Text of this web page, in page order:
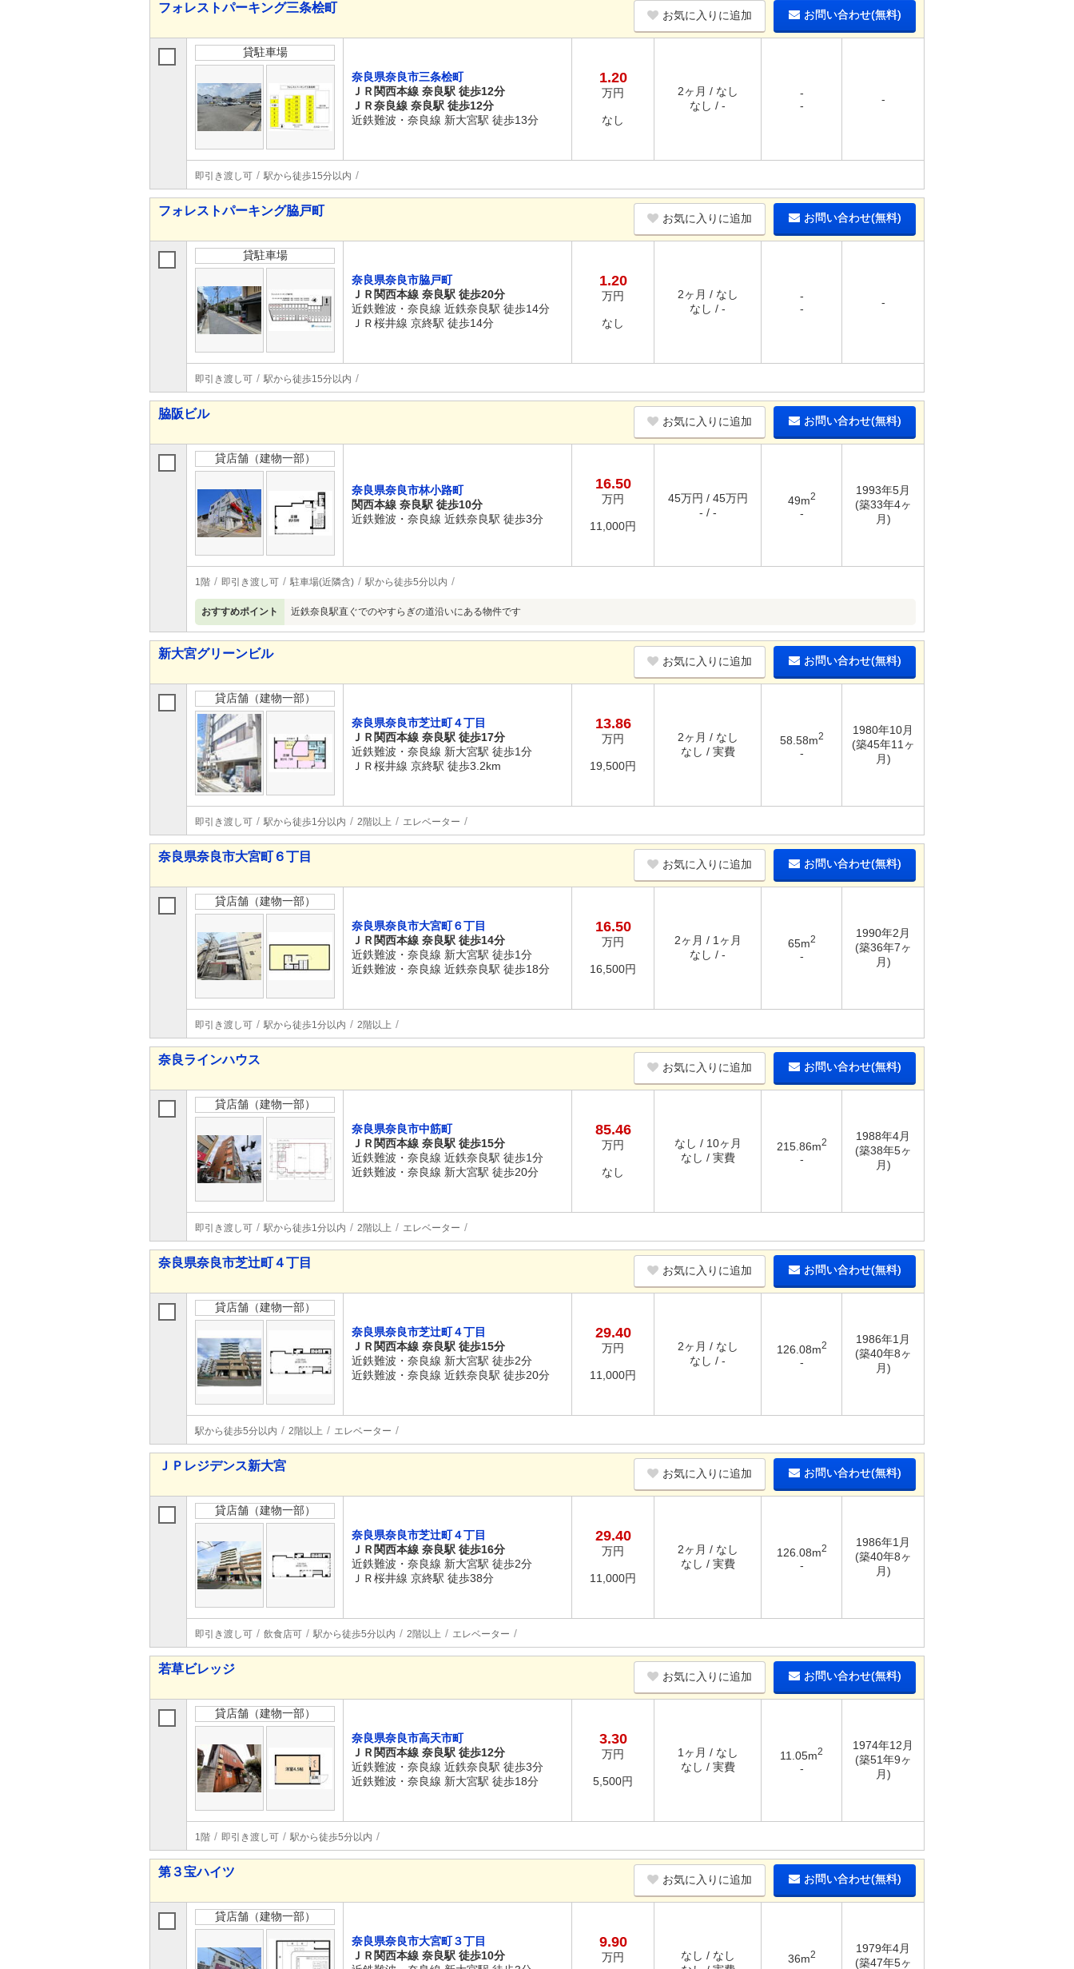
フォレストパーキング三条桧町
お気に入りに追加 お問い合わせ(無料)
貸駐車場
奈良県奈良市三条桧町
ＪＲ関西本線 奈良駅 徒歩12分
ＪＲ奈良線 奈良駅 徒歩12分
近鉄難波・奈良線 新大宮駅 徒歩13分
1.20
万円
なし
2ヶ月 / なし
なし / -
-
-
-
即引き渡し可 駅から徒歩15分以内
フォレストパーキング脇戸町
お気に入りに追加 お問い合わせ(無料)
貸駐車場
奈良県奈良市脇戸町
ＪＲ関西本線 奈良駅 徒歩20分
近鉄難波・奈良線 近鉄奈良駅 徒歩14分
ＪＲ桜井線 京終駅 徒歩14分
1.20
万円
なし
2ヶ月 / なし
なし / -
-
-
-
即引き渡し可 駅から徒歩15分以内
脇阪ビル
お気に入りに追加 お問い合わせ(無料)
貸店舗（建物一部）
奈良県奈良市林小路町
関西本線 奈良駅 徒歩10分
近鉄難波・奈良線 近鉄奈良駅 徒歩3分
16.50
万円
11,000円
45万円 / 45万円
- / -
49m2
-
1993年5月
(築33年4ヶ
月)
1階 即引き渡し可 駐車場(近隣含) 駅から徒歩5分以内
おすすめポイント 近鉄奈良駅直ぐでのやすらぎの道沿いにある物件です
新大宮グリーンビル
お気に入りに追加 お問い合わせ(無料)
貸店舗（建物一部）
奈良県奈良市芝辻町４丁目
ＪＲ関西本線 奈良駅 徒歩17分
近鉄難波・奈良線 新大宮駅 徒歩1分
ＪＲ桜井線 京終駅 徒歩3.2km
13.86
万円
19,500円
2ヶ月 / なし
なし / 実費
58.58m2
-
1980年10月
(築45年11ヶ
月)
即引き渡し可 駅から徒歩1分以内 2階以上 エレベーター
奈良県奈良市大宮町６丁目
お気に入りに追加 お問い合わせ(無料)
貸店舗（建物一部）
奈良県奈良市大宮町６丁目
ＪＲ関西本線 奈良駅 徒歩14分
近鉄難波・奈良線 新大宮駅 徒歩1分
近鉄難波・奈良線 近鉄奈良駅 徒歩18分
16.50
万円
16,500円
2ヶ月 / 1ヶ月
なし / -
65m2
-
1990年2月
(築36年7ヶ
月)
即引き渡し可 駅から徒歩1分以内 2階以上
奈良ラインハウス
お気に入りに追加 お問い合わせ(無料)
貸店舗（建物一部）
奈良県奈良市中筋町
ＪＲ関西本線 奈良駅 徒歩15分
近鉄難波・奈良線 近鉄奈良駅 徒歩1分
近鉄難波・奈良線 新大宮駅 徒歩20分
85.46
万円
なし
なし / 10ヶ月
なし / 実費
215.86m2
-
1988年4月
(築38年5ヶ
月)
即引き渡し可 駅から徒歩1分以内 2階以上 エレベーター
奈良県奈良市芝辻町４丁目
お気に入りに追加 お問い合わせ(無料)
貸店舗（建物一部）
奈良県奈良市芝辻町４丁目
ＪＲ関西本線 奈良駅 徒歩15分
近鉄難波・奈良線 新大宮駅 徒歩2分
近鉄難波・奈良線 近鉄奈良駅 徒歩20分
29.40
万円
11,000円
2ヶ月 / なし
なし / -
126.08m2
-
1986年1月
(築40年8ヶ
月)
駅から徒歩5分以内 2階以上 エレベーター
ＪＰレジデンス新大宮
お気に入りに追加 お問い合わせ(無料)
貸店舗（建物一部）
奈良県奈良市芝辻町４丁目
ＪＲ関西本線 奈良駅 徒歩16分
近鉄難波・奈良線 新大宮駅 徒歩2分
ＪＲ桜井線 京終駅 徒歩38分
29.40
万円
11,000円
2ヶ月 / なし
なし / 実費
126.08m2
-
1986年1月
(築40年8ヶ
月)
即引き渡し可 飲食店可 駅から徒歩5分以内 2階以上 エレベーター
若草ビレッジ
お気に入りに追加 お問い合わせ(無料)
貸店舗（建物一部）
奈良県奈良市高天市町
ＪＲ関西本線 奈良駅 徒歩12分
近鉄難波・奈良線 近鉄奈良駅 徒歩3分
近鉄難波・奈良線 新大宮駅 徒歩18分
3.30
万円
5,500円
1ヶ月 / なし
なし / 実費
11.05m2
-
1974年12月
(築51年9ヶ
月)
1階 即引き渡し可 駅から徒歩5分以内
第３宝ハイツ
お気に入りに追加 お問い合わせ(無料)
貸店舗（建物一部）
奈良県奈良市大宮町３丁目
ＪＲ関西本線 奈良駅 徒歩10分
9.90
万円
なし / なし
36m2
1979年4月
(築47年5ヶ